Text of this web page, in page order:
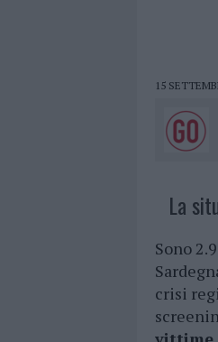
15
La
Sono
crisi